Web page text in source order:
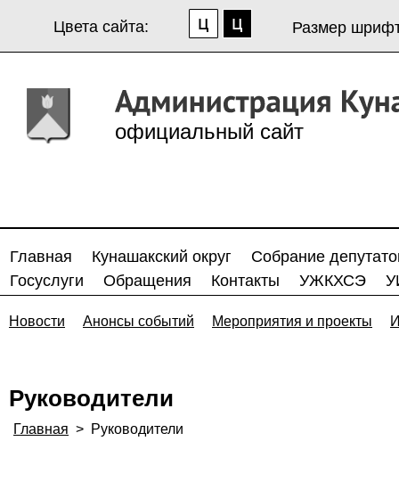
Цвета сайта: Размер
официальный сайт
Главная Кунашакский округ
Собрание
Госуслуги
Обращения Контакты УЖКХСЭ
Новости Анонсы событий Мероприятия и проекты
Руководители
Главная > Руководители